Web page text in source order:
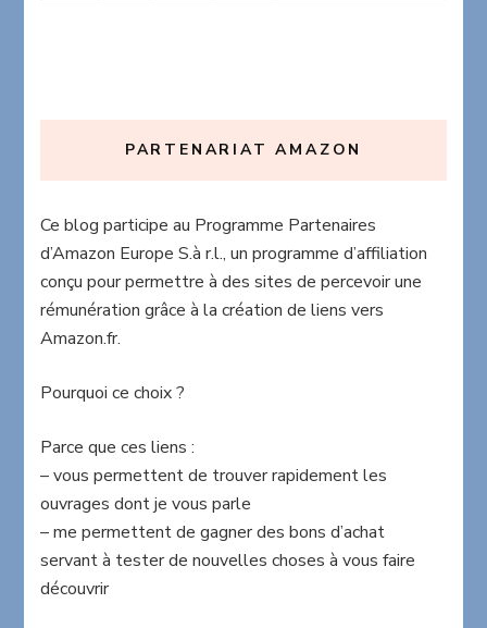
PARTENARIAT AMAZON
Ce blog participe au Programme Partenaires
d’Amazon Europe S.à r.l., un programme d’affiliation
conçu pour permettre à des sites de percevoir une
rémunération grâce à la création de liens vers
Amazon.fr.
Pourquoi ce choix ?
Parce que ces liens :
– vous permettent de trouver rapidement les
ouvrages dont je vous parle
– me permettent de gagner des bons d’achat
servant à tester de nouvelles choses à vous faire
découvrir